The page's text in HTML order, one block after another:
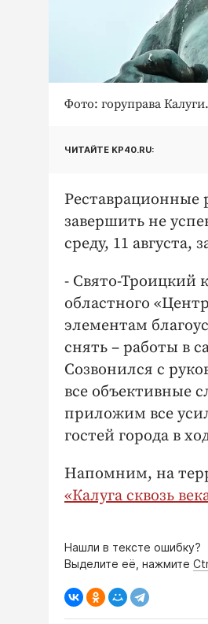
Фото: горуправа Калуги.
ЧИТАЙТЕ KP40.RU:
Реставрационные
завершить не
среду, 11 августа,
- Свято-Троицкий
областного
элементам
снять – работы в
Созвонился с
все объективные
приложим все
гостей города в
Напомним, на
«Калуга сквозь
Нашли в тексте ошибку?
Выделите её, нажмите